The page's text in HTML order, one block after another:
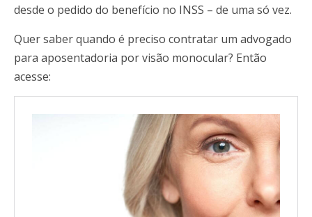
desde o pedido do benefício no INSS – de uma só vez.
Quer saber quando é preciso contratar um advogado
para aposentadoria por visão monocular? Então
acesse: